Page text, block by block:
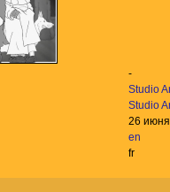
-
Studio
Studio
26
en
fr